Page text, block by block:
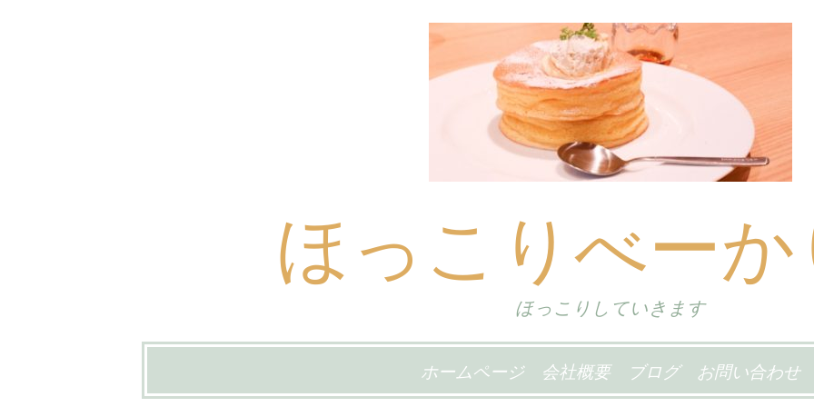
ほっこりべー
ほっこりしていきます
ン
ホームページ 会社概要 ブログ お問い合わせ